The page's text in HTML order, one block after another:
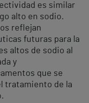
es similar
alto en sodio.
reflejan
futuras para la
altos de sodio al
y
que se
tratamiento de la